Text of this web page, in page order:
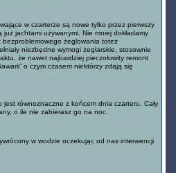
w czarterze są nowe tylko przez pierwszy
jachtami używanymi. Nie mniej dokładamy
bezproblemowego żeglowania toteż
niezbędne wymogi żeglarskie, stosownie
że nawet najbardziej pieczołowity remont
o czym czasem niektórzy zdają się
równoznaczne z końcem dnia czarteru. Cały
o ile nie zabierasz go na noc.
w wodzie oczekując od nas interwencji